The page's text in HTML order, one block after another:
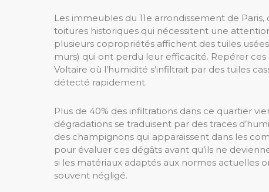
Les immeubles du 11e arrondissement de
toitures historiques qui nécessitent une
plusieurs copropriétés affichent des tuiles
murs) qui ont perdu leur efficacité. Repérer
Voltaire où l’humidité s’infiltrait par des tuiles
détecté rapidement.
Plus de 40% des infiltrations dans ce quartier
dégradations se traduisent par des traces
des champignons qui apparaissent dans les
pour évaluer ces dégâts avant qu’ils ne
si les matériaux adaptés aux normes actuelles
souvent négligé.